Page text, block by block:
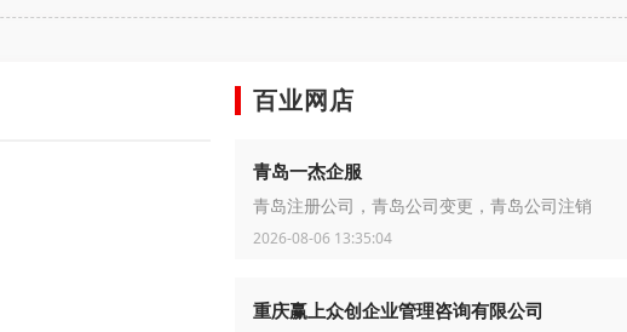
百业网店
青岛一杰企服
青岛注册公司，青岛公司变更，青岛公司注销
2026-08-06 13:35:04
重庆赢上众创企业管理咨询有限公司